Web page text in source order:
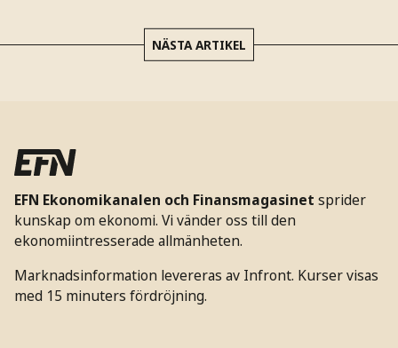
NÄSTA ARTIKEL
EFN Ekonomikanalen och Finansmagasinet sprider
kunskap om ekonomi. Vi vänder oss till den
ekonomiintresserade allmänheten.
Marknadsinformation levereras av Infront. Kurser visas
med 15 minuters fördröjning.